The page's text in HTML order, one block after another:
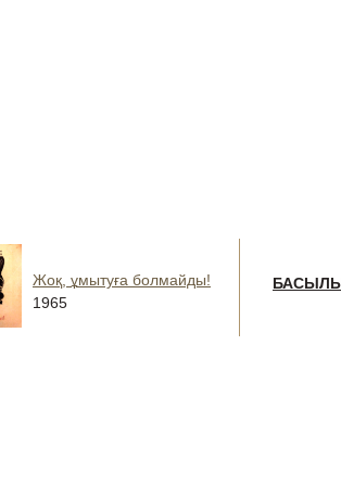
Жоқ, ұмытуға болмайды!
1965